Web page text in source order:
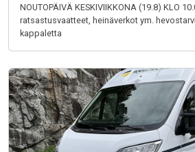
NOUTOPÄIVÄ KESKIVIIKKONA (19.8) KLO
ratsastusvaatteet, heinäverkot ym.
kappaletta